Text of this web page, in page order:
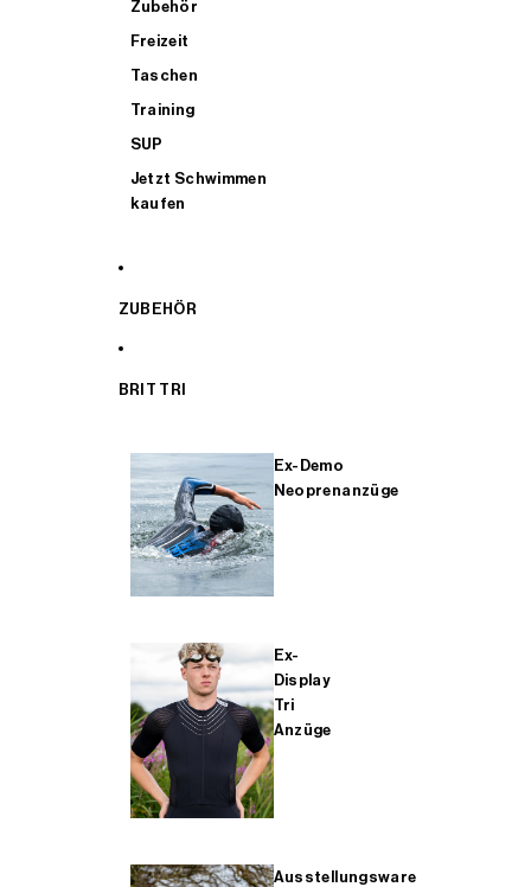
Zubehör
Freizeit
Taschen
Training
SUP
Jetzt Schwimmen
kaufen
ZUBEHÖR
BRIT TRI
Ex-Demo
Neoprenanzüge
Ex-
Display
Tri
Anzüge
Ausstellungsware